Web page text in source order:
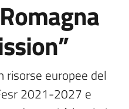
risorse europee del
2021-2027 e